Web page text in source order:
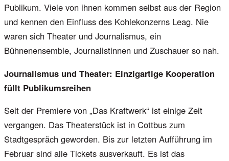
Publikum. Viele von ihnen kommen selbst aus der Region
und kennen den Einfluss des Kohlekonzerns Leag. Nie
waren sich Theater und Journalismus, ein
Bühnenensemble, Journalistinnen und Zuschauer so nah.
Journalismus und Theater: Einzigartige Kooperation
füllt Publikumsreihen
Seit der Premiere von „Das Kraftwerk“ ist einige Zeit
vergangen. Das Theaterstück ist in Cottbus zum
Stadtgespräch geworden. Bis zur letzten Aufführung im
Februar sind alle Tickets ausverkauft. Es ist das